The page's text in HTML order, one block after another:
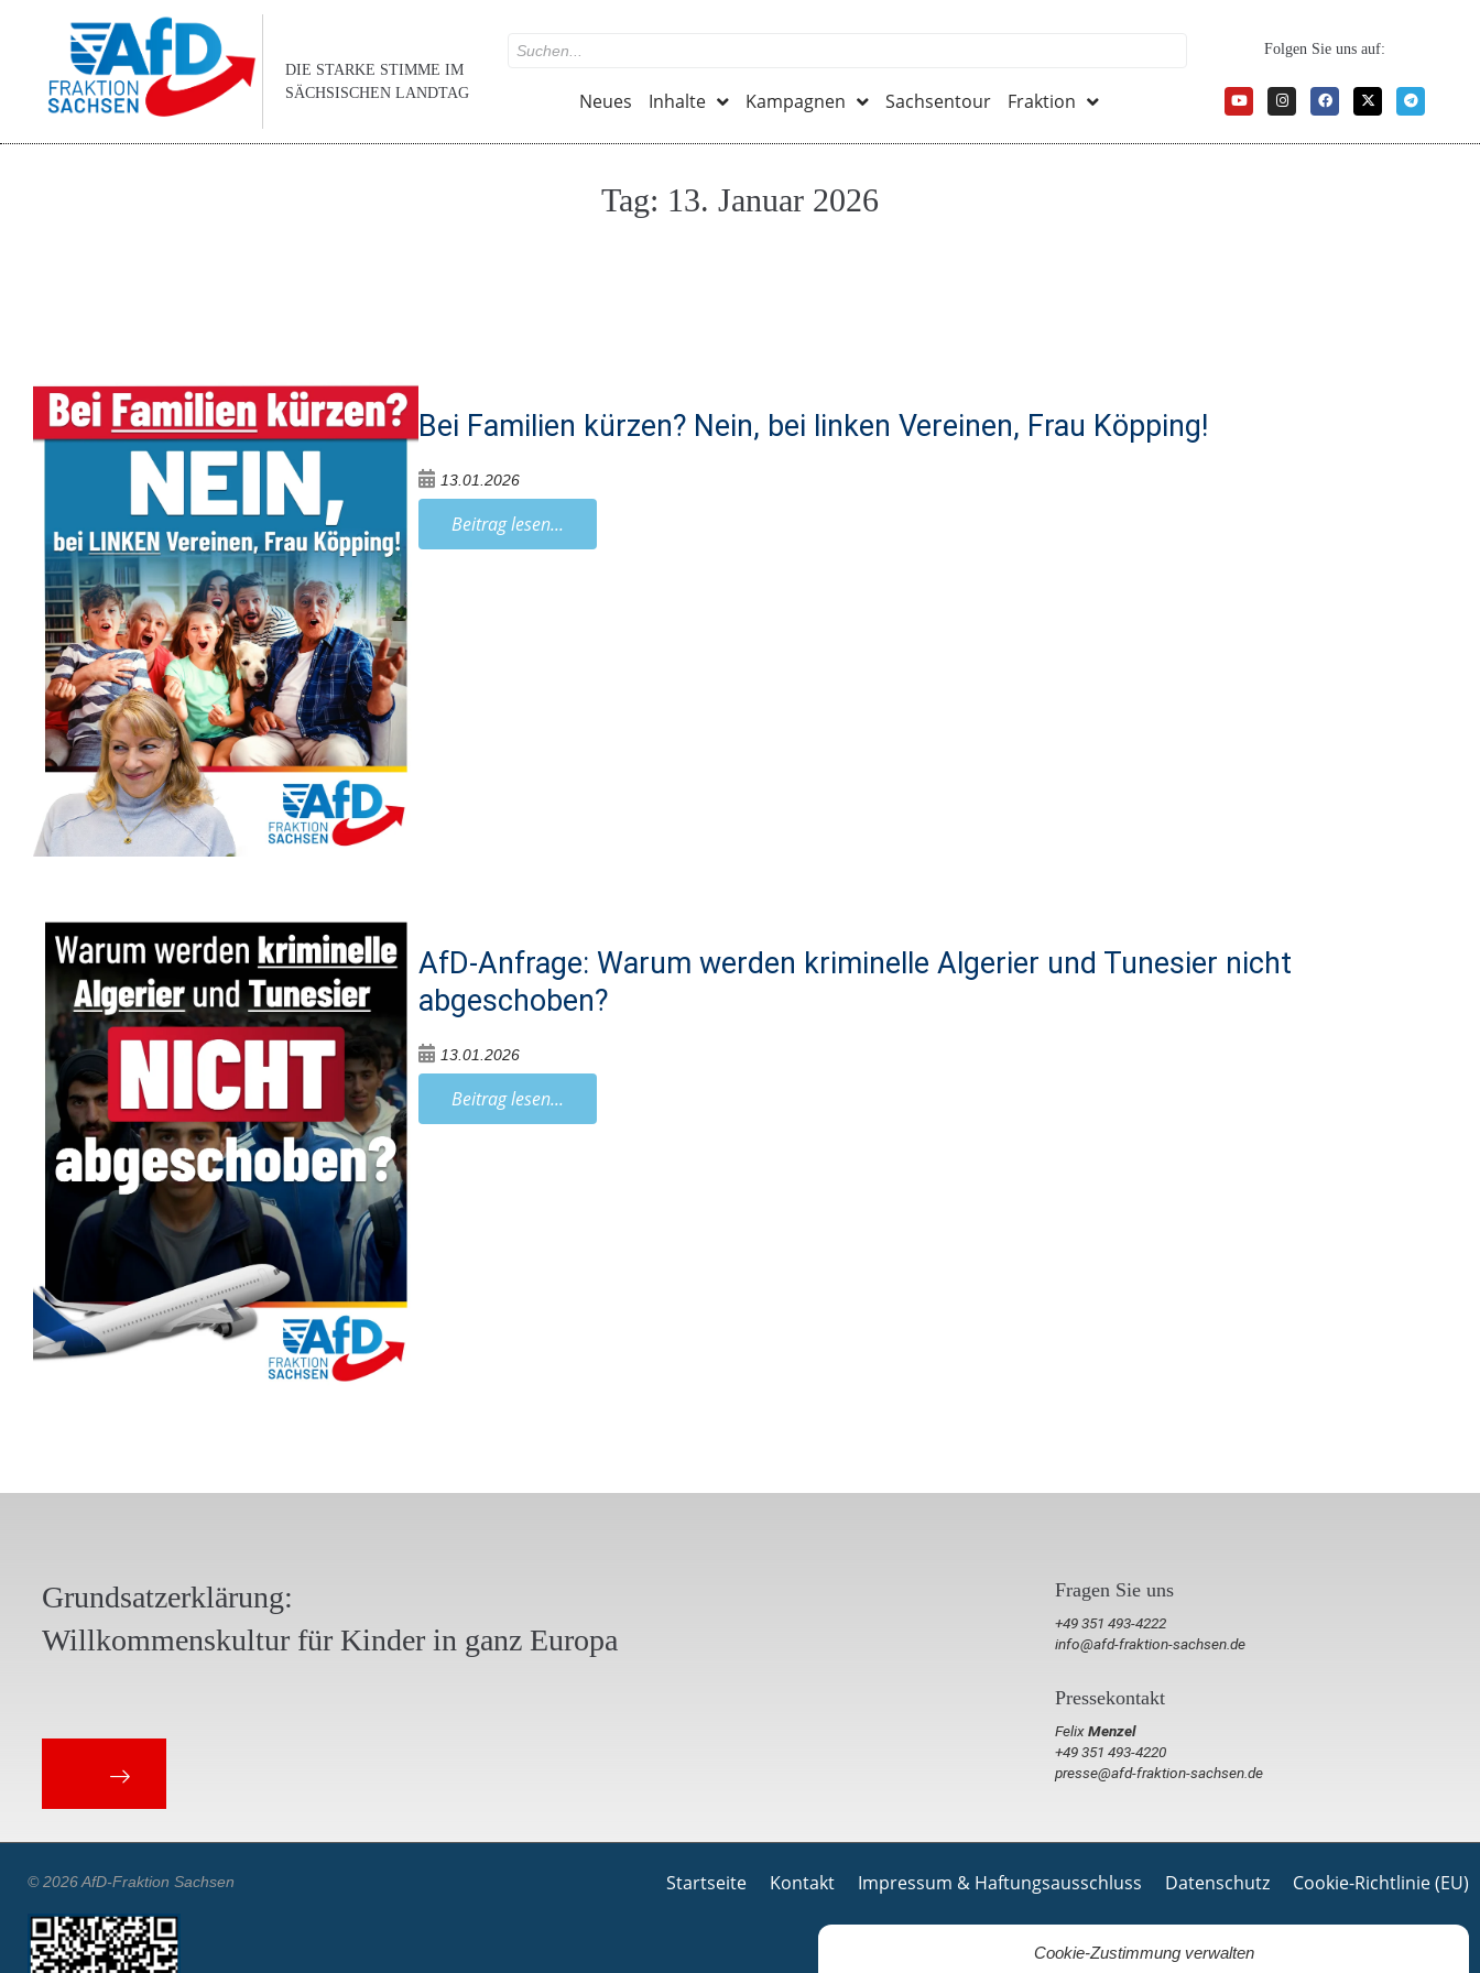
Cookie-Zustimmung verwalten
DIE STARKE STIMME IM
SÄCHSISCHEN LANDTAG
Neues Inhalte Kampagnen Sachsentour Fraktion
Folgen Sie uns auf:
Tag: 13. Januar 2026
Bei Familien kürzen? Nein, bei linken Vereinen, Frau Köpping!
13.01.2026
Beitrag lesen...
AfD-Anfrage: Warum werden kriminelle Algerier und Tunesier nicht
abgeschoben?
13.01.2026
Beitrag lesen...
Grundsatzerklärung:
Willkommenskultur für Kinder in ganz Europa
Fragen Sie uns
+49 351 493-4222
info@afd-fraktion-sachsen.de
Pressekontakt
FelixMenzel
+49 351 493-4220
presse@afd-fraktion-sachsen.de
© 2026 AfD-Fraktion Sachsen Startseite Kontakt Impressum & Haftungsausschluss Datenschutz Cookie-Richtlinie (EU)